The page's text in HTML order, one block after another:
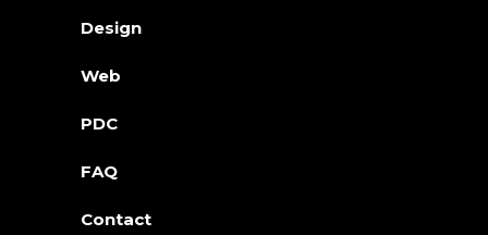
Design
Web
PDC
FAQ
Contact